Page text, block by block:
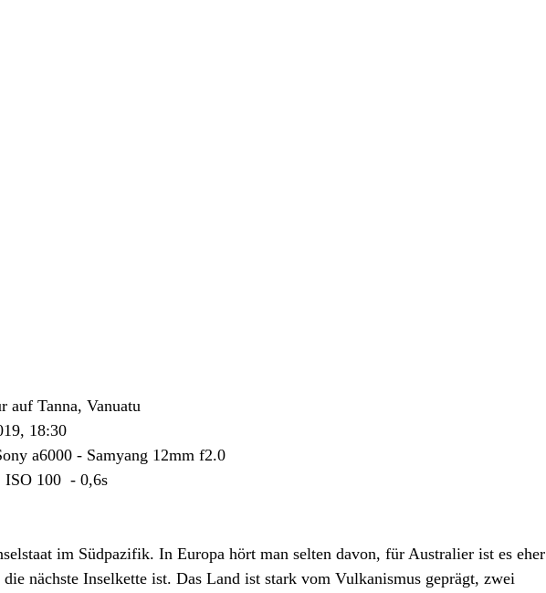
auf Tanna, Vanuatu
18:30
a6000 - Samyang 12mm f2.0
                          ISO 100  - 0,6s
im Südpazifik. In Europa hört man selten davon, für Australier ist es eher
die nächste Inselkette ist. Das Land ist stark vom Vulkanismus geprägt, zwei